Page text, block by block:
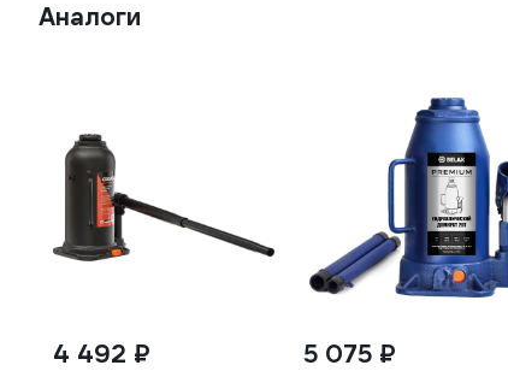
Аналоги
4 492 ₽ 5 075 ₽